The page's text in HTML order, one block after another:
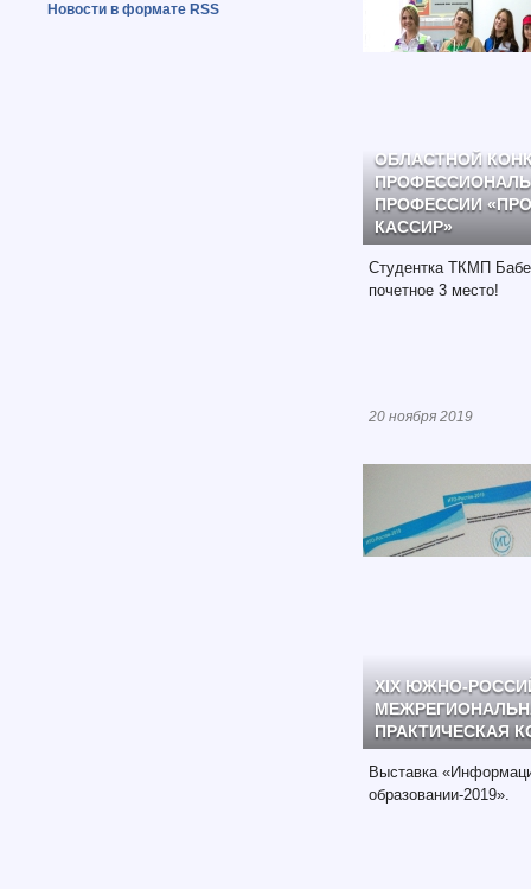
Новости в формате RSS
ОБЛАСТНОЙ
ПРОФЕССИИ
КАССИР»
Студентка ТКМП
почетное 3 место!
20 ноября 2019
XIX ЮЖНО-
ПРАКТИЧЕСКАЯ
Выставка
образовании-2019».